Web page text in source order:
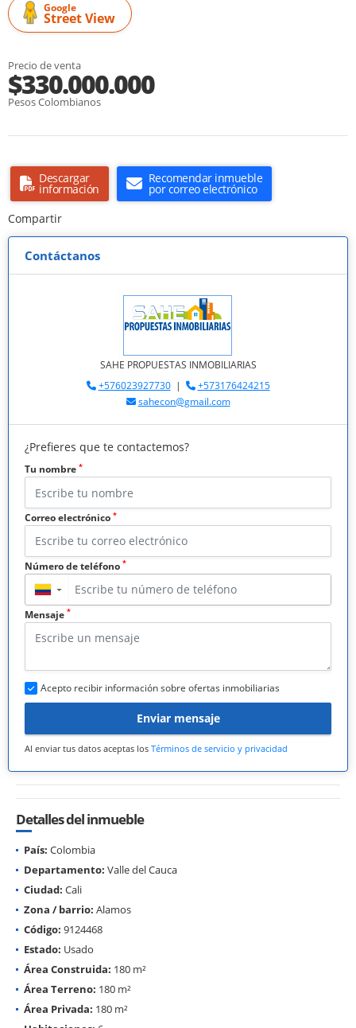
Google
Street View
Precio de venta
$330.000.000
Pesos Colombianos
Descargar
información
Recomendar inmueble
por correo electrónico
Compartir
Contáctanos
SAHE PROPUESTAS INMOBILIARIAS
+576023927730|
+573176424215
sahecon@gmail.com
¿Prefieres que te contactemos?
Tu nombre *
Correo electrónico *
Número de teléfono *
▼
Mensaje *
Acepto recibir información sobre ofertas inmobiliarias
Enviar mensaje
Al enviar tus datos aceptas los Términos de servicio y privacidad
Detalles del inmueble
País: Colombia
Departamento: Valle del Cauca
Ciudad: Cali
Zona / barrio: Alamos
Código: 9124468
Estado: Usado
Área Construida: 180 m²
Área Terreno: 180 m²
Área Privada: 180 m²